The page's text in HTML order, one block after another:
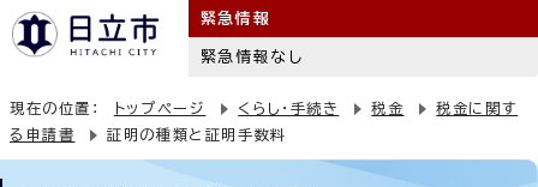
緊急情報
緊急情報なし
現在の位置： トップページ くらし・手続き 税金
税金に関す
る申請書
証明の種類と証明手数料